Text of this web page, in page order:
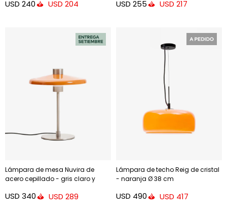
USD 240 USD 204 USD 255 USD 217
Lámpara de mesa Nuvira de
acero cepillado - gris claro y
USD 340 USD 289
Lámpara de techo Reig de cristal
- naranja Ø 38 cm
USD 490 USD 417